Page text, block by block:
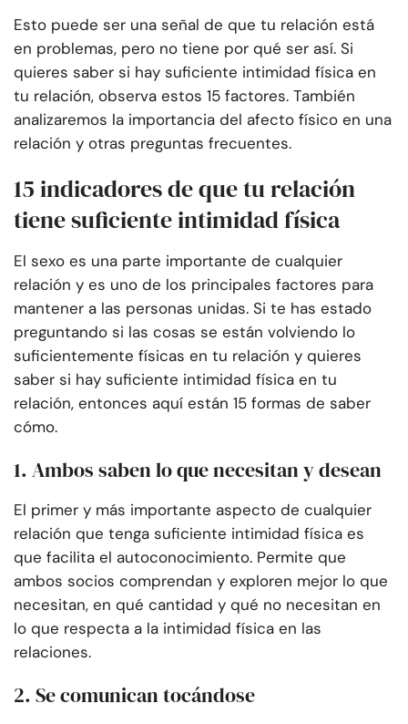
Esto puede ser una señal de que tu relación está
en problemas, pero no tiene por qué ser así. Si
quieres saber si hay suficiente intimidad física en
tu relación, observa estos 15 factores. También
analizaremos la importancia del afecto físico en una
relación y otras preguntas frecuentes.
15 indicadores de que tu relación
tiene suficiente intimidad física
El sexo es una parte importante de cualquier
relación y es uno de los principales factores para
mantener a las personas unidas. Si te has estado
preguntando si las cosas se están volviendo lo
suficientemente físicas en tu relación y quieres
saber si hay suficiente intimidad física en tu
relación, entonces aquí están 15 formas de saber
cómo.
1. Ambos saben lo que necesitan y desean
El primer y más importante aspecto de cualquier
relación que tenga suficiente intimidad física es
que facilita el autoconocimiento. Permite que
ambos socios comprendan y exploren mejor lo que
necesitan, en qué cantidad y qué no necesitan en
lo que respecta a la intimidad física en las
relaciones.
2. Se comunican tocándose